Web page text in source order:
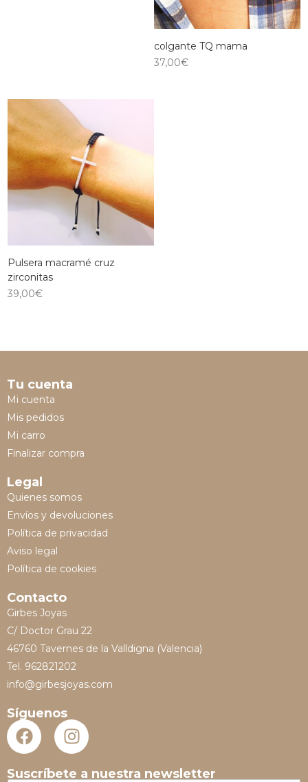
colgante TQ mama
37,00€
Pulsera macramé cruz
zirconitas
39,00€
Tu cuenta
Mi cuenta
Mis pedidos
Mi carro
Finalizar compra
Legal
Quienes somos
Envíos y devoluciones
Política de privacidad
Aviso legal
Política de cookies
Contacto
Girbes Joyas
C/ Doctor Grau 22
46760 Tavernes de la Valldigna (Valencia)
Tel. 962821202
info@girbesjoyas.com
Síguenos
Suscríbete a nuestra newsletter